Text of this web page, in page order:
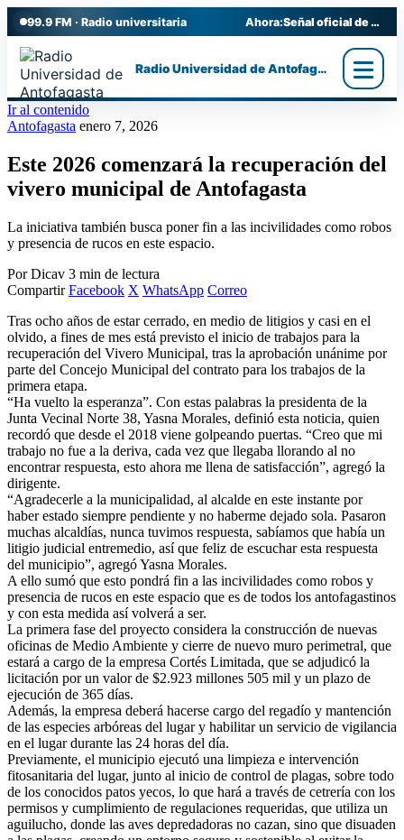
99.9 FM · Radio universitaria Ahora: Señal oficial de Radio UA
Radio Universidad de Antofagasta
Ir al contenido
Antofagasta enero 7, 2026
Este 2026 comenzará la recuperación del
vivero municipal de Antofagasta
La iniciativa también busca poner fin a las incivilidades como robos
y presencia de rucos en este espacio.
Por Dicav 3 min de lectura
Compartir Facebook X WhatsApp Correo
Tras ocho años de estar cerrado, en medio de litigios y casi en el
olvido, a fines de mes está previsto el inicio de trabajos para la
recuperación del Vivero Municipal, tras la aprobación unánime por
parte del Concejo Municipal del contrato para los trabajos de la
primera etapa.
“Ha vuelto la esperanza”. Con estas palabras la presidenta de la
Junta Vecinal Norte 38, Yasna Morales, definió esta noticia, quien
recordó que desde el 2018 viene golpeando puertas. “Creo que mi
trabajo no fue a la deriva, cada vez que llegaba llorando al no
encontrar respuesta, esto ahora me llena de satisfacción”, agregó la
dirigente.
“Agradecerle a la municipalidad, al alcalde en este instante por
haber estado siempre pendiente y no haberme dejado sola. Pasaron
muchas alcaldías, nunca tuvimos respuesta, sabíamos que había un
litigio judicial entremedio, así que feliz de escuchar esta respuesta
del municipio”, agregó Yasna Morales.
A ello sumó que esto pondrá fin a las incivilidades como robos y
presencia de rucos en este espacio que es de todos los antofagastinos
y con esta medida así volverá a ser.
La primera fase del proyecto considera la construcción de nuevas
oficinas de Medio Ambiente y cierre de nuevo muro perimetral, que
estará a cargo de la empresa Cortés Limitada, que se adjudicó la
licitación por un valor de $2.923 millones 505 mil y un plazo de
ejecución de 365 días.
Además, la empresa deberá hacerse cargo del regadío y mantención
de las especies arbóreas del lugar y habilitar un servicio de vigilancia
en el lugar durante las 24 horas del día.
Previamente, el municipio ejecutó una limpieza e intervención
fitosanitaria del lugar, junto al inicio de control de plagas, sobre todo
de los conocidos patos yecos, lo que hará a través de cetrería con los
permisos y cumplimiento de regulaciones requeridas, que utiliza un
aguilucho, donde las aves depredadoras no cazan, sino que disuaden